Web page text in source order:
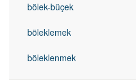
bölek-büçek
böleklemek
böleklenmek